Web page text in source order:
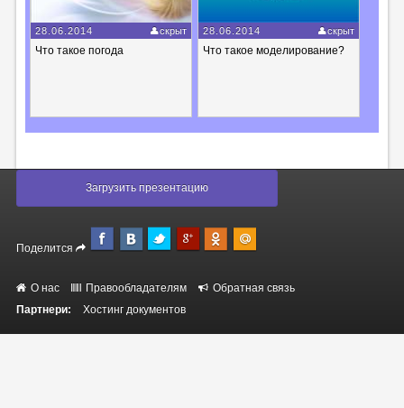
28.06.2014 скрыт
Что такое погода
28.06.2014 скрыт
Что такое моделирование?
Загрузить презентацию
Поделится
О нас Правообладателям
Обратная связь
Партнери:
Хостинг документов